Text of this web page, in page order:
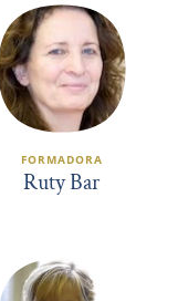
FORMADORA
Ruty Bar